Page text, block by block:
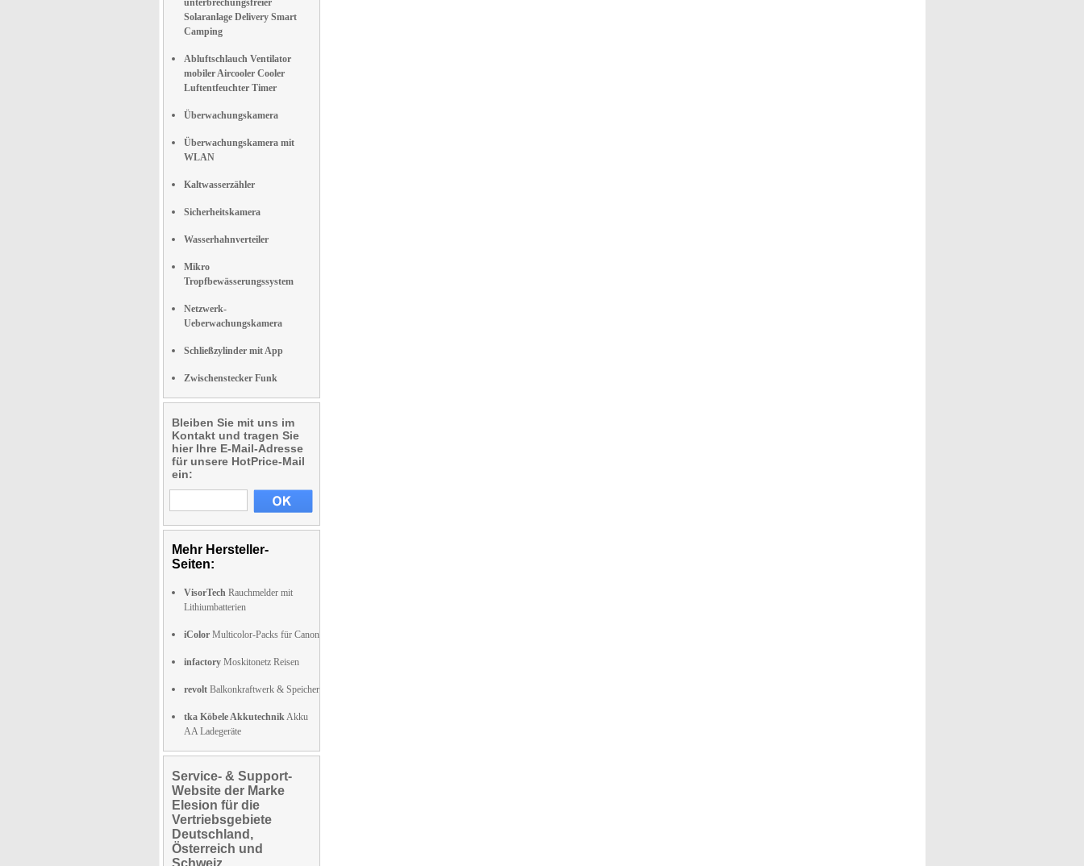
unterbrechungsfreier
Solaranlage Delivery Smart
Camping
Abluftschlauch Ventilator
mobiler Aircooler Cooler
Luftentfeuchter Timer
Überwachungskamera
Überwachungskamera mit
WLAN
Kaltwasserzähler
Sicherheitskamera
Wasserhahnverteiler
Mikro
Tropfbewässerungssystem
Netzwerk-
Ueberwachungskamera
Schließzylinder mit App
Zwischenstecker Funk
Bleiben Sie mit uns im
Kontakt und tragen Sie
hier Ihre E-Mail-Adresse
für unsere HotPrice-Mail
ein:
Mehr Hersteller-
Seiten:
VisorTech Rauchmelder mit
Lithiumbatterien
iColor Multicolor-Packs für Canon
infactory Moskitonetz Reisen
revolt Balkonkraftwerk & Speicher
tka Köbele AkkutechnikAkku
AA Ladegeräte
Service- & Support-
Website der Marke
Elesion für die
Vertriebsgebiete
Deutschland,
Österreich und
Schweiz